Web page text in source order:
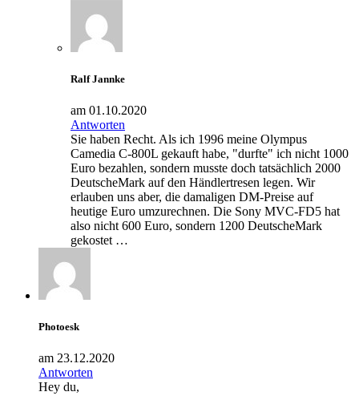
Ralf Jannke
am 01.10.2020
Antworten
Sie haben Recht. Als ich 1996 meine Olympus
Camedia C-800L gekauft habe, "durfte" ich nicht 1000
Euro bezahlen, sondern musste doch tatsächlich 2000
DeutscheMark auf den Händlertresen legen. Wir
erlauben uns aber, die damaligen DM-Preise auf
heutige Euro umzurechnen. Die Sony MVC-FD5 hat
also nicht 600 Euro, sondern 1200 DeutscheMark
gekostet …
Photoesk
am 23.12.2020
Antworten
Hey du,